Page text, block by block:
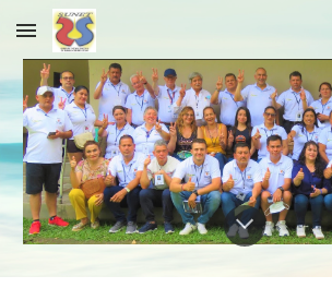
Skip to main content